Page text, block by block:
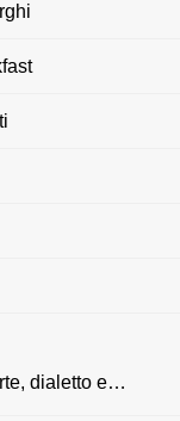
dialetto e…